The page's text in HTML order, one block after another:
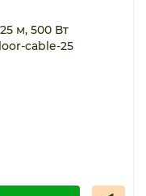
м, 500 Вт
cable-25